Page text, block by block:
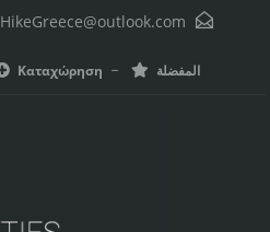
HikeGreece@outlook.com
المفضلة Καταχώρηση